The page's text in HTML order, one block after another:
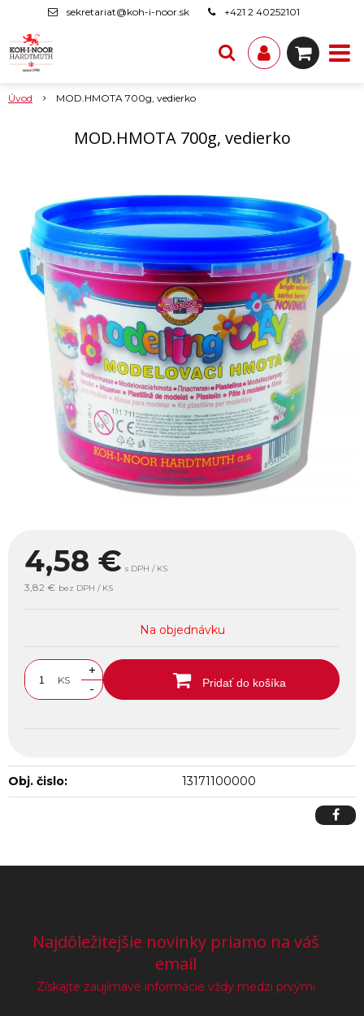
sekretariat@koh-i-noor.sk +421 2 40252101
Úvod MOD.HMOTA 700g, vedierko
MOD.HMOTA 700g, vedierko
4,58 € s DPH / KS
3,82 € bez DPH / KS
Na objednávku
KS
+
-
Pridať do košíka
Obj. čislo: 13171100000
Najdôležitejšie novinky priamo na váš
email
Získajte zaujímavé informácie vždy medzi prvými